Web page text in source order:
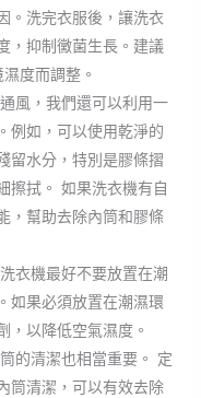
。洗完衣服後，讓洗衣
，抑制黴菌生長。建議
度而調整。
風，我們還可以利用一
例如，可以使用乾淨的
留水分，特別是膠條摺
擦拭。 如果洗衣機有自
，幫助去除內筒和膠條
洗衣機最好不要放置在潮
如果必須放置在潮濕環
，以降低空氣濕度。
的清潔也相當重要。 定
筒清潔，可以有效去除